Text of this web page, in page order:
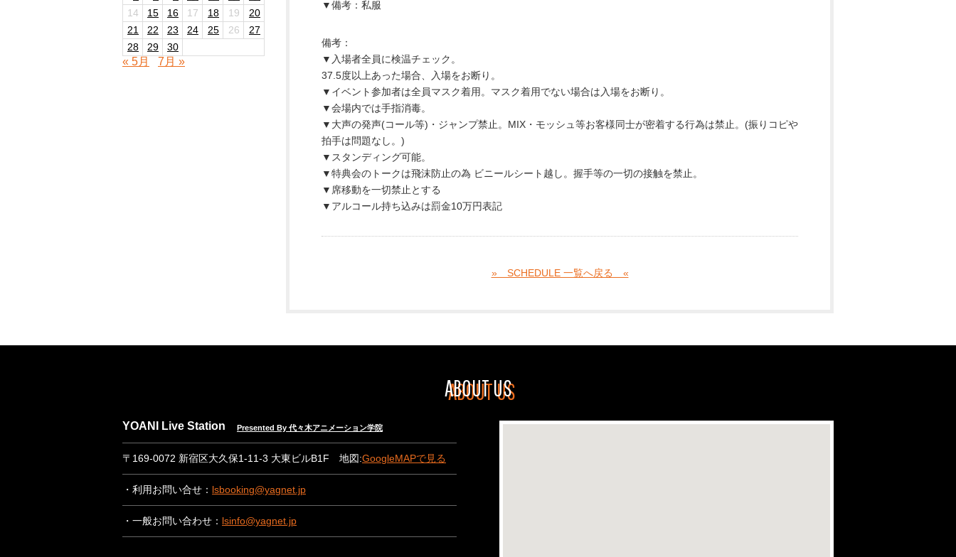
14
15 16 17 18 19
20
21
22 23 24 25 26
27
28
29 30
« 5月 7月 »
▼備考：私服
備考：
▼入場者全員に検温チェック。
37.5度以上あった場合、入場をお断り。
▼イベント参加者は全員マスク着用。マスク着用でない場合は入場をお断り。
▼会場内では手指消毒。
▼大声の発声(コール等)・ジャンプ禁止。MIX・モッシュ等お客様同士が密着する行為は禁止。(振りコピや
拍手は問題なし。)
▼スタンディング可能。
▼特典会のトークは飛沫防止の為 ビニールシート越し。握手等の一切の接触を禁止。
▼席移動を一切禁止とする
▼アルコール持ち込みは罰金10万円表記
» SCHEDULE 一覧へ戻る «
ABOUT US
YOANI Live Station Presented By 代々木アニメーション学院
〒169-0072 新宿区大久保1-11-3 大東ビルB1F 地図:GoogleMAPで見る
・利用お問い合せ： lsbooking@yagnet.jp
・一般お問い合わせ： lsinfo@yagnet.jp